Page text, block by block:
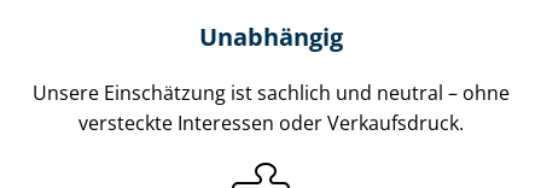
Unabhängig
Unsere Einschätzung ist sachlich und neutral – ohne
versteckte Interessen oder Verkaufsdruck.